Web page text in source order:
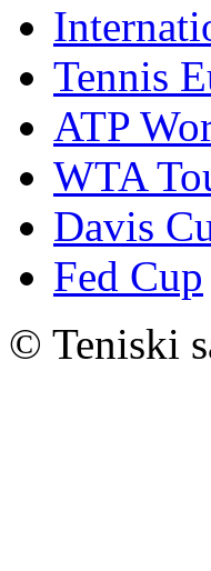
Tennis
ATP
WTA
Davis
Fed Cup
© Teniski